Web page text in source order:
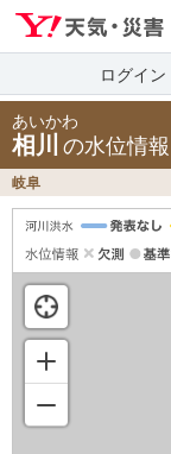
ログイン
あいかわ
相川 の水位情報
岐阜